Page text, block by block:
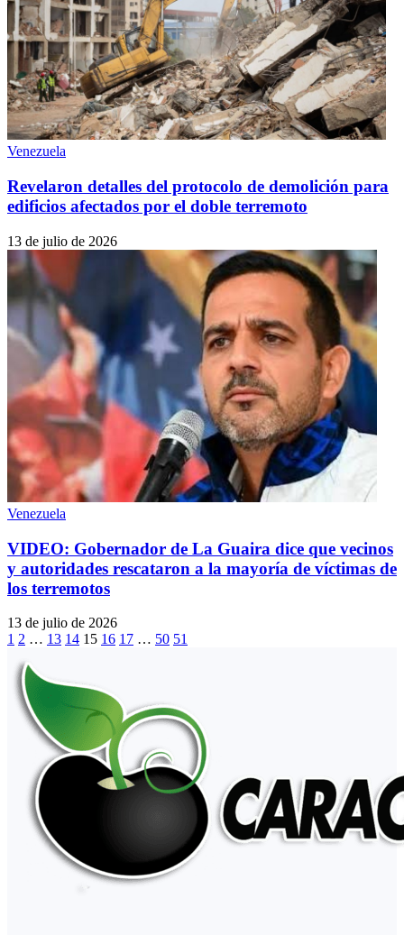
Venezuela
Revelaron detalles del protocolo de demolición para
edificios afectados por el doble terremoto
13 de julio de 2026
Venezuela
VIDEO: Gobernador de La Guaira dice que vecinos
y autoridades rescataron a la mayoría de víctimas de
los terremotos
13 de julio de 2026
1 2 … 13 14 15 16 17 … 50 51